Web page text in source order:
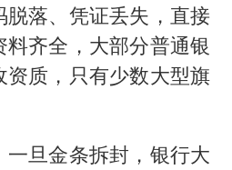
落、凭证丢失，直接
齐全，大部分普通银
质，只有少数大型旗
旦金条拆封，银行大